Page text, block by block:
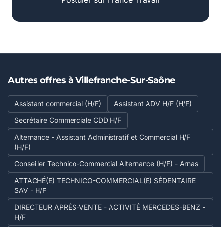
Autres offres à Villefranche-Sur-Saône
Assistant commercial (H/F)
Assistant ADV H/F (H/F)
Secrétaire Commerciale CDD H/F
Alternance - Assistant Administratif et Commercial H/F
(H/F)
Conseiller Technico-Commercial Alternance (H/F) - Arnas
ATTACHÉ(E) TECHNICO-COMMERCIAL(E) SÉDENTAIRE
SAV - H/F
DIRECTEUR APRÈS-VENTE - ACTIVITÉ MERCEDES-BENZ -
H/F